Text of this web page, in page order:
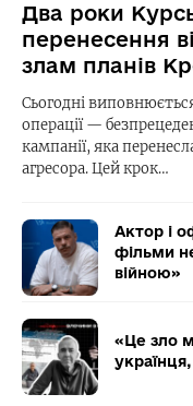
Два роки
перенесення
злам планів
Сьогодні
операції —
кампанії, яка
агресора. Цей крок…
Актор і
фільми
війною»
«Це зло